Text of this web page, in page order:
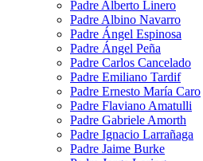
Padre Alberto Linero
Padre Albino Navarro
Padre Ángel Espinosa
Padre Ángel Peña
Padre Carlos Cancelado
Padre Emiliano Tardif
Padre Ernesto María Caro
Padre Flaviano Amatulli
Padre Gabriele Amorth
Padre Ignacio Larrañaga
Padre Jaime Burke